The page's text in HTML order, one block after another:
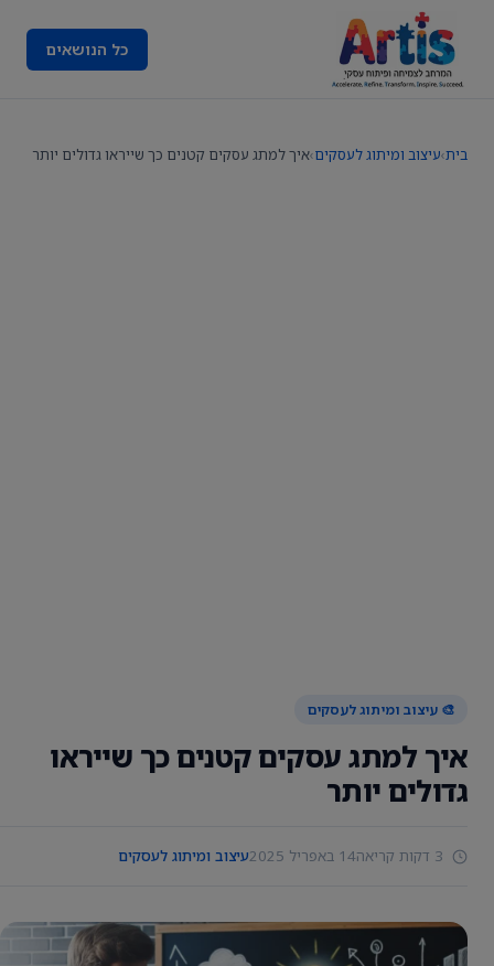
כל הנושאים
בית›עיצוב ומיתוג לעסקים›איך למתג עסקים קטנים כך שייראו גדולים יותר
🎨 עיצוב ומיתוג לעסקים
איך למתג עסקים קטנים כך שייראו
גדולים יותר
14 באפריל 2025 עיצוב ומיתוג לעסקים